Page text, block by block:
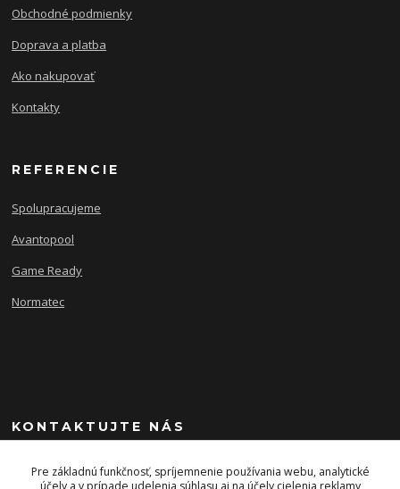
Obchodné podmienky
Doprava a platba
Ako nakupovať
Kontakty
REFERENCIE
Spolupracujeme
Avantopool
Game Ready
Normatec
KONTAKTUJTE NÁS
+421 903 243 393
Pre základnú funkčnosť, spríjemnenie používania webu, analytické
účely a v prípade udelenia súhlasu aj na účely cielenia reklamy